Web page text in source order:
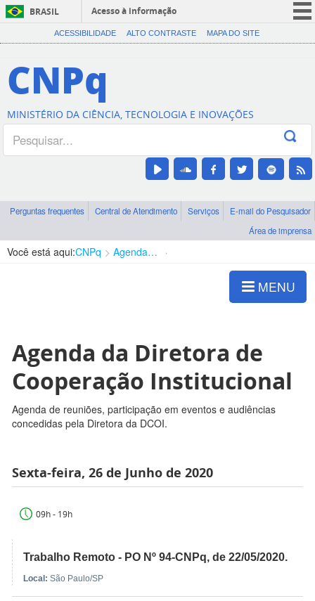
BRASIL
Acesso à informação
CORONAVÍRUS (COVID-19)
Canais
ACESSIBILIDADE ALTO CONTRASTE MAPA DO SITE
CNPq
MINISTÉRIO DA CIÊNCIA, TECNOLOGIA E INOVAÇÕES
Perguntas frequentes Central de Atendimento Serviços
E-mail do Pesquisador
Área de imprensa
Você está aqui:CNPq Agenda de autoridades
MENU
Agenda da Diretora de
Cooperação Institucional
Agenda de reuniões, participação em eventos e audiências
concedidas pela Diretora da DCOI.
Sexta-feira, 26 de Junho de 2020
09h - 19h
Trabalho Remoto - PO Nº 94-CNPq, de 22/05/2020.
Local: São Paulo/SP